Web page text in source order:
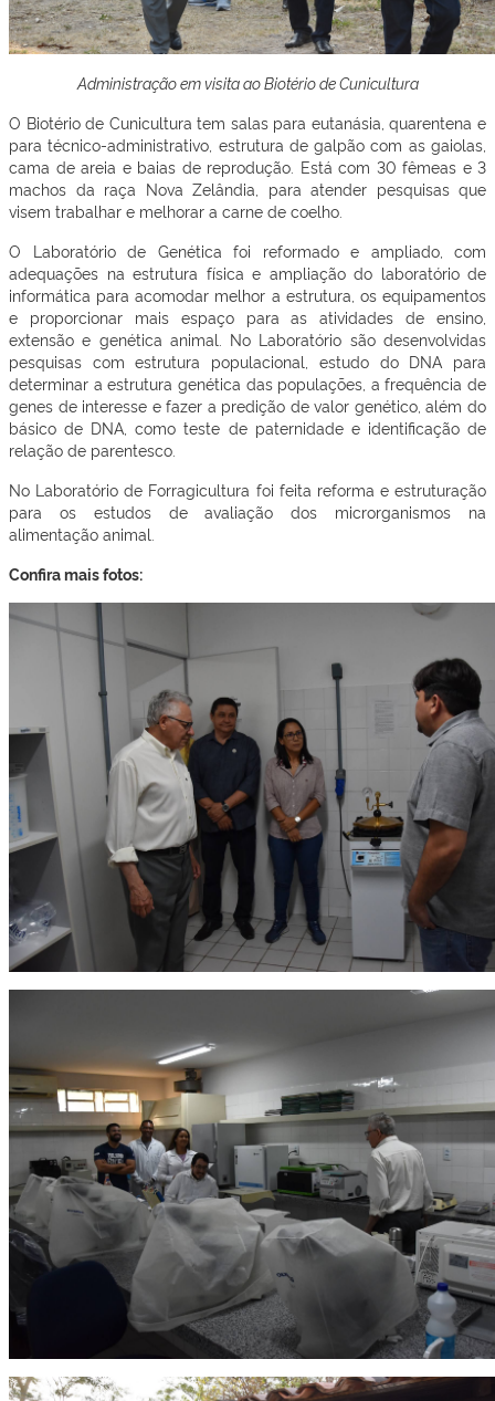
Administração em visita ao Biotério de Cunicultura
O Biotério de Cunicultura tem salas para eutanásia, quarentena e
para técnico-administrativo, estrutura de galpão com as gaiolas,
cama de areia e baias de reprodução. Está com 30 fêmeas e 3
machos da raça Nova Zelândia, para atender pesquisas que
visem trabalhar e melhorar a carne de coelho.
O Laboratório de Genética foi reformado e ampliado, com
adequações na estrutura física e ampliação do laboratório de
informática para acomodar melhor a estrutura, os equipamentos
e proporcionar mais espaço para as atividades de ensino,
extensão e genética animal. No Laboratório são desenvolvidas
pesquisas com estrutura populacional, estudo do DNA para
determinar a estrutura genética das populações, a frequência de
genes de interesse e fazer a predição de valor genético, além do
básico de DNA, como teste de paternidade e identificação de
relação de parentesco.
No Laboratório de Forragicultura foi feita reforma e estruturação
para os estudos de avaliação dos microrganismos na
alimentação animal.
Confira mais fotos: